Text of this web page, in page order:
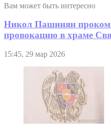
Вам может быть интересно
Никол Пашинян
провокацию в храме
15:45, 29 мар 2026